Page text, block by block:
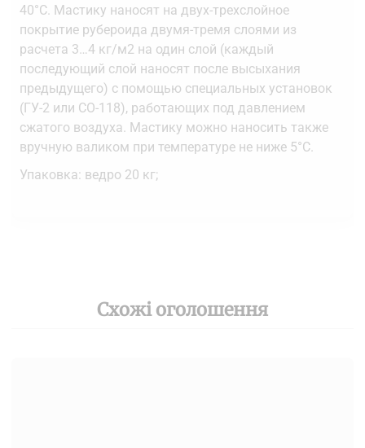
40°С. Мастику наносят на двух-трехслойное
покрытие рубероида двумя-тремя слоями из
расчета 3…4 кг/м2 на один слой (каждый
последующий слой наносят после высыхания
предыдущего) с помощью специальных установок
(ГУ-2 или СО-118), работающих под давлением
сжатого воздуха. Мастику можно наносить также
вручную валиком при температуре не ниже 5°С.
Упаковка: ведро 20 кг;
Схожі оголошення